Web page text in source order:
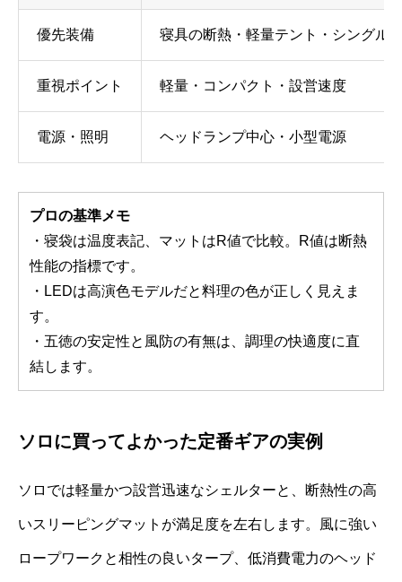
優先装備 寝具の断熱・軽量テント・シングル
重視ポイント 軽量・コンパクト・設営速度
電源・照明 ヘッドランプ中心・小型電源
プロの基準メモ
・寝袋は温度表記、マットはR値で比較。R値は断熱
性能の指標です。
・LEDは高演色モデルだと料理の色が正しく見えま
す。
・五徳の安定性と風防の有無は、調理の快適度に直
結します。
ソロに買ってよかった定番ギアの実例
ソロでは軽量かつ設営迅速なシェルターと、断熱性の高
いスリーピングマットが満足度を左右します。風に強い
ロープワークと相性の良いタープ、低消費電力のヘッド